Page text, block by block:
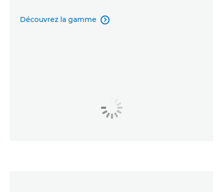
Découvrez la gamme 